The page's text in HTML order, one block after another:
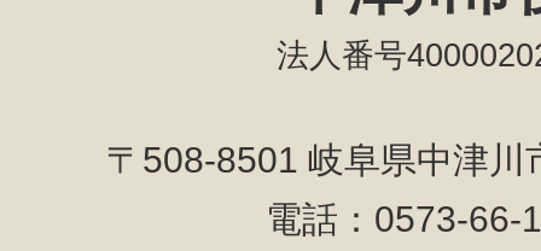
法人番号
〒508-8501 岐阜県中津
電話：0573-